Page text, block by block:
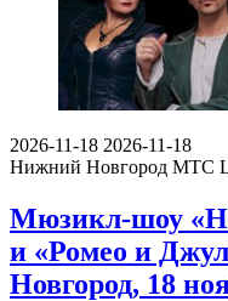
2026-11-18 2026-11-18
Нижний Новгород МТС
Мюзикл-шоу
и «Ромео и
Новгород, 18